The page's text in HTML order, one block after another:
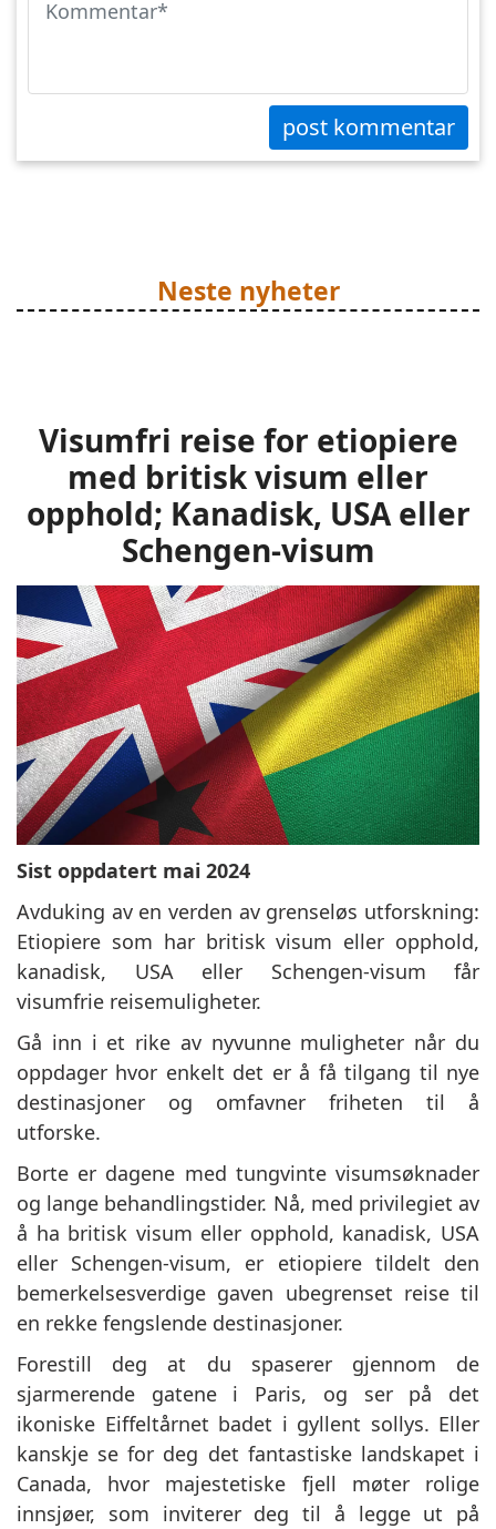
post kommentar
Neste nyheter
Visumfri reise for etiopiere
med britisk visum eller
opphold; Kanadisk, USA eller
Schengen-visum
Sist oppdatert mai 2024
Avduking av en verden av grenseløs utforskning:
Etiopiere som har britisk visum eller opphold,
kanadisk, USA eller Schengen-visum får
visumfrie reisemuligheter.
Gå inn i et rike av nyvunne muligheter når du
oppdager hvor enkelt det er å få tilgang til nye
destinasjoner og omfavner friheten til å
utforske.
Borte er dagene med tungvinte visumsøknader
og lange behandlingstider. Nå, med privilegiet av
å ha britisk visum eller opphold, kanadisk, USA
eller Schengen-visum, er etiopiere tildelt den
bemerkelsesverdige gaven ubegrenset reise til
en rekke fengslende destinasjoner.
Forestill deg at du spaserer gjennom de
sjarmerende gatene i Paris, og ser på det
ikoniske Eiffeltårnet badet i gyllent sollys. Eller
kanskje se for deg det fantastiske landskapet i
Canada, hvor majestetiske fjell møter rolige
innsjøer, som inviterer deg til å legge ut på